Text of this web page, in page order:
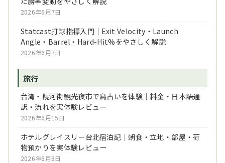
2026年6月7日
Statcast打球指標入門｜Exit Velocity・Launch
Angle・Barrel・Hard-Hit%をやさしく解説
2026年6月7日
旅行
台湾・饒河街観光夜市で鳥占いを体験｜料金・日本語通
訳・流れを実体験レビュー
2026年6月15日
ホテルグレイスリー台北宿泊記｜朝食・立地・部屋・荷
物預かりを実体験レビュー
2026年6月8日